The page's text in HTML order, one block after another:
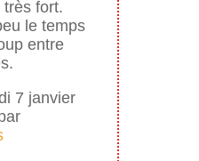
fort.
le temps
entre
7 janvier